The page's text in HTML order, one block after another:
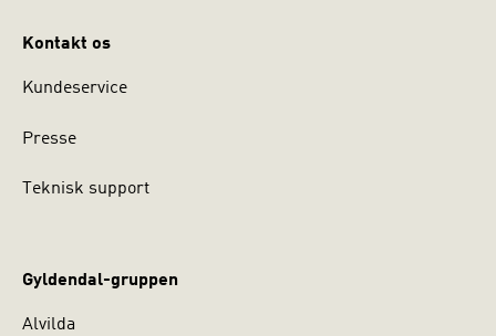
Kontakt os
Kundeservice
Presse
Teknisk support
Gyldendal-gruppen
Alvilda